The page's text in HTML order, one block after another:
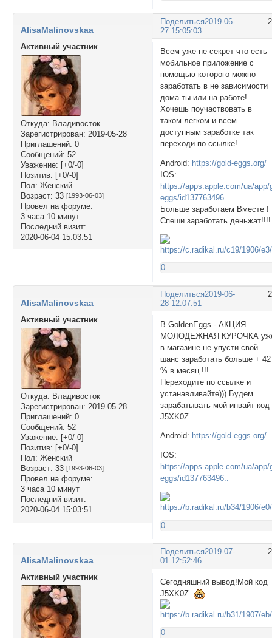
Поделиться2019-06-
27 15:05:03
AlisaMalinovskaa
Активный участник
Откуда: Владивосток
Зарегистрирован: 2019-05-28
Приглашений: 0
Сообщений: 52
Уважение: [+0/-0]
Позитив: [+0/-0]
Пол: Женский
Возраст: 33 [1993-06-03]
Провел на форуме:
3 часа 10 минут
Последний визит:
2020-06-04 15:03:51
Всем уже не секрет что есть
мобильное приложение с
помощью которого можно
заработать в не зависимости
дома ты или на работе!
Хочешь поучаствовать в
таком легком и всем
доступным заработке так
переходи по ссылке!
Android: https://gold-eggs.org/
IOS:
https://apps.apple.com/ua/app/
eggs/id137763496..
Больше заработаем Вместе !
Спеши заработать деньжат!!!!
0
Поделиться2019-06-
28 12:07:51
AlisaMalinovskaa
Активный участник
Откуда: Владивосток
Зарегистрирован: 2019-05-28
Приглашений: 0
Сообщений: 52
Уважение: [+0/-0]
Позитив: [+0/-0]
Пол: Женский
Возраст: 33 [1993-06-03]
Провел на форуме:
3 часа 10 минут
Последний визит:
2020-06-04 15:03:51
В GoldenEggs - АКЦИЯ
МОЛОДЕЖНАЯ КУРОЧКА
в магазине не упусти свой
шанс заработать больше + 42
% в месяц !!!
Переходите по ссылке и
устанавливайте))) Будем
зарабатывать мой инвайт код
J5XK0Z
Android: https://gold-eggs.org/
IOS:
https://apps.apple.com/ua/app/
eggs/id137763496..
0
Поделиться2019-07-
01 12:52:46
AlisaMalinovskaa
Активный участник
Сегодняшний вывод!Мой код
J5XK0Z
0